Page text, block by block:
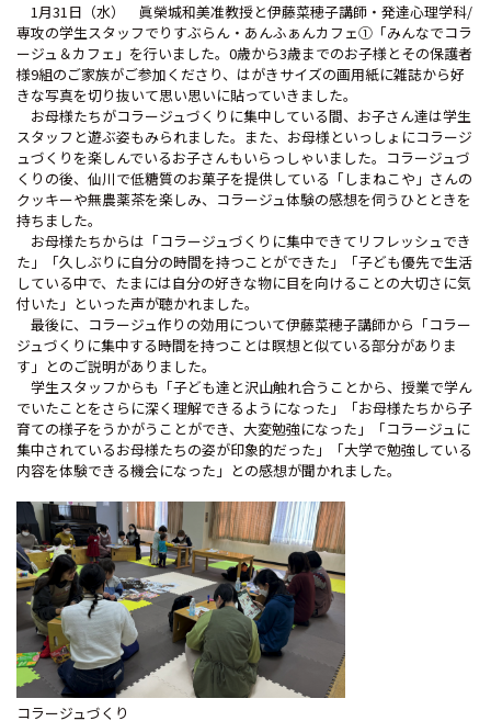
1月31日（水） 眞榮城和美准教授と伊藤菜穂子講師・発達心理学科/
専攻の学生スタッフでりすぶらん・あんふぁんカフェ①「みんなでコラ
ージュ＆カフェ」を行いました。0歳から3歳までのお子様とその保護者
様9組のご家族がご参加くださり、はがきサイズの画用紙に雑誌から好
きな写真を切り抜いて思い思いに貼っていきました。
お母様たちがコラージュづくりに集中している間、お子さん達は学生
スタッフと遊ぶ姿もみられました。また、お母様といっしょにコラージ
ュづくりを楽しんでいるお子さんもいらっしゃいました。コラージュづ
くりの後、仙川で低糖質のお菓子を提供している「しまねこや」さんの
クッキーや無農薬茶を楽しみ、コラージュ体験の感想を伺うひとときを
持ちました。
お母様たちからは「コラージュづくりに集中できてリフレッシュでき
た」「久しぶりに自分の時間を持つことができた」「子ども優先で生活
している中で、たまには自分の好きな物に目を向けることの大切さに気
付いた」といった声が聴かれました。
最後に、コラージュ作りの効用について伊藤菜穂子講師から「コラー
ジュづくりに集中する時間を持つことは瞑想と似ている部分がありま
す」とのご説明がありました。
学生スタッフからも「子ども達と沢山触れ合うことから、授業で学ん
でいたことをさらに深く理解できるようになった」「お母様たちから子
育ての様子をうかがうことができ、大変勉強になった」「コラージュに
集中されているお母様たちの姿が印象的だった」「大学で勉強している
内容を体験できる機会になった」との感想が聞かれました。
コラージュづくり